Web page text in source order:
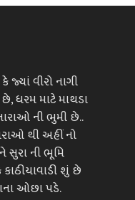
જ્યાં વીરો નાગી
ધરમ માટે માથડા
ની ભુમી છે..
થી અહીં નો
સુરા ની ભૂમિ
કાઠીયાવાડી શું છે
ઓછા પડે.